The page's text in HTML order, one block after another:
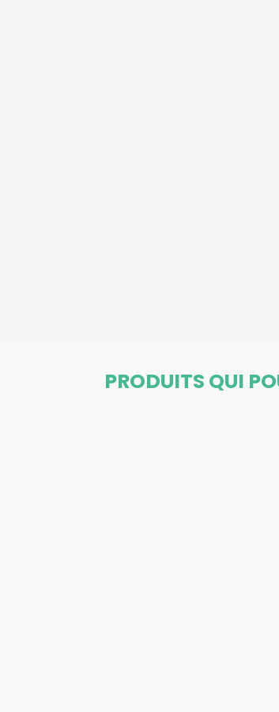
PRODUITS QUI